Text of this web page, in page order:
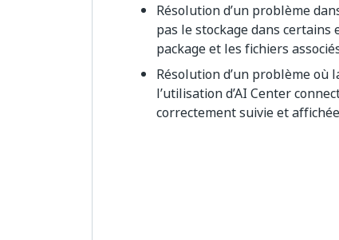
Résolution d’un problème
pas le stockage dans
package et les fichiers
Résolution d’un problème où
l’utilisation d’AI Center
correctement suivie et